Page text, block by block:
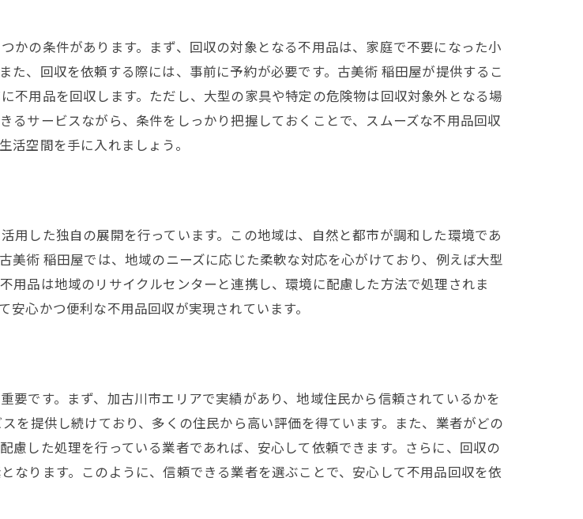
かの条件があります。まず、回収の対象となる不用品は、家庭で不要になった小
、回収を依頼する際には、事前に予約が必要です。古美術 稲田屋が提供するこ
不用品を回収します。ただし、大型の家具や特定の危険物は回収対象外となる場
るサービスながら、条件をしっかり把握しておくことで、スムーズな不用品回収
空間を手に入れましょう。
した独自の展開を行っています。この地域は、自然と都市が調和した環境であ
美術 稲田屋では、地域のニーズに応じた柔軟な対応を心がけており、例えば大型
用品は地域のリサイクルセンターと連携し、環境に配慮した方法で処理されま
心かつ便利な不用品回収が実現されています。
です。まず、加古川市エリアで実績があり、地域住民から信頼されているかを
を提供し続けており、多くの住民から高い評価を得ています。また、業者がどの
慮した処理を行っている業者であれば、安心して依頼できます。さらに、回収の
なります。このように、信頼できる業者を選ぶことで、安心して不用品回収を依